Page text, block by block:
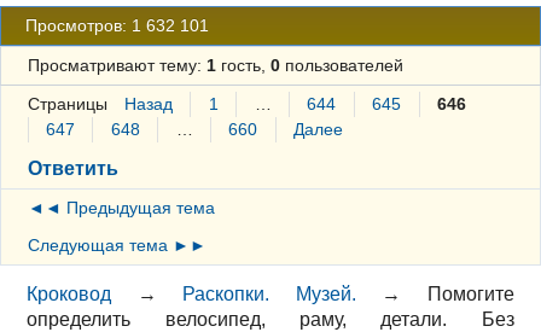
Просмотров: 1 632 101
Просматривают тему: 1гость, 0пользователей
Страницы Назад 1 … 644 645
646
647
648 … 660 Далее
Ответить
◄◄ Предыдущая тема
Следующая тема ►►
Кроковод → Раскопки. Музей. →
Помогите
определить велосипед, раму, детали. Без